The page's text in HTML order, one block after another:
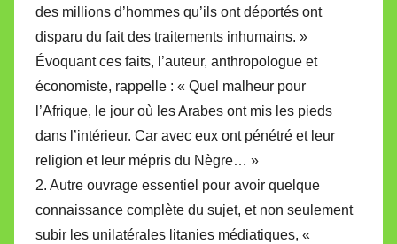
des millions d’hommes qu’ils ont déportés ont
disparu du fait des traitements inhumains. »
Évoquant ces faits, l’auteur, anthropologue et
économiste, rappelle : « Quel malheur pour
l’Afrique, le jour où les Arabes ont mis les pieds
dans l’intérieur. Car avec eux ont pénétré et leur
religion et leur mépris du Nègre… »
2. Autre ouvrage essentiel pour avoir quelque
connaissance complète du sujet, et non seulement
subir les unilatérales litanies médiatiques, «